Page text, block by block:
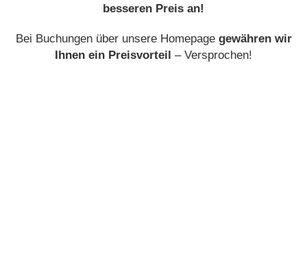
besseren Preis an!
Bei Buchungen über unsere Homepage gewähren wir
Ihnen ein Preisvorteil – Versprochen!